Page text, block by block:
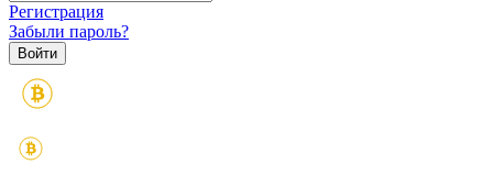
Регистрация
Забыли пароль?